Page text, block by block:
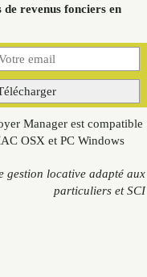
revenus fonciers en
Manager est compatible
OSX et PC Windows
gestion locative adapté aux
particuliers et SCI